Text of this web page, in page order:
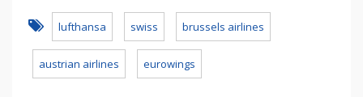
lufthansa swiss brussels airlines
austrian airlines eurowings